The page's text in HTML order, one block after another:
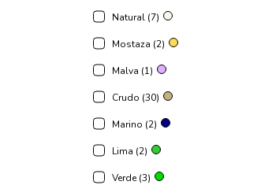
Natural (7)
Mostaza (2)
Malva (1)
Crudo (30)
Marino (2)
Lima (2)
Verde (3)